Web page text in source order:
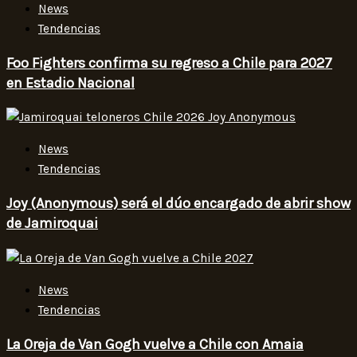
News
Tendencias
Foo Fighters confirma su regreso a Chile para 2027
en Estadio Nacional
News
Tendencias
Joy (Anonymous) será el dúo encargado de abrir show
de Jamiroquai
News
Tendencias
La Oreja de Van Gogh vuelve a Chile con Amaia